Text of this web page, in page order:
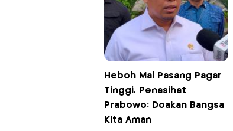
Heboh Mal Pasang Pagar
Tinggi, Penasihat
Prabowo: Doakan Bangsa
Kita Aman